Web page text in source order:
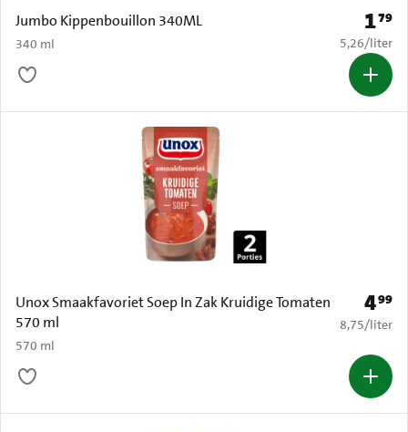
Jumbo Kippenbouillon 340ML
340 ml
Prijs:
179
€ 5,26 per
5,26/liter
Unox Smaakfavoriet Soep In Zak Kruidige Tomaten
570 ml
570 ml
Prijs:
499
€ 8,75 per
8,75/liter